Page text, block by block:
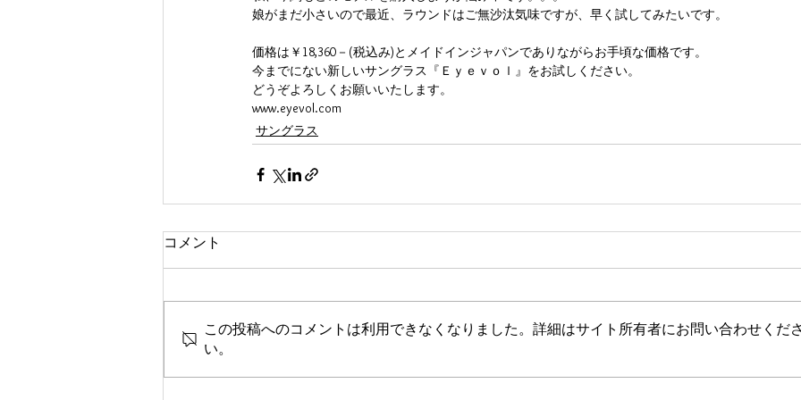
娘がまだ小さいので最近、ラウンドはご無沙汰気味ですが、早く試してみたいです。
価格は￥18,360－(税込み)とメイドインジャパンでありながらお手頃な価格です。
今までにない新しいサングラス『Ｅｙｅｖｏｌ』をお試しください。
どうぞよろしくお願いいたします。
www.eyevol.com
サングラス
コメント
この投稿へのコメントは利用できなくなりました。詳細はサイト所有者にお問い合わせくだ
い。